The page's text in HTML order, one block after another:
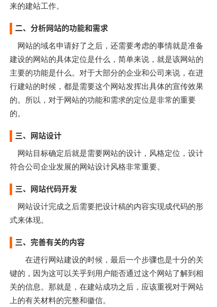
来的建站工作。
二、 分析网站的功能和需求
网站的域名申请好了之后 ，还需要考虑的事情就是准备
建设的网站的具体定位是什么 ， 简单来说 ， 就是该网站的
主要的功能是什么 。 对于大部分的企业和公司 来说 ，在进
行建站的时候 ， 都是需要这个网站发挥出具体的宣传效果
的。
所以 ， 对于网站的功能和需求的定位是非常的重要
的。
三、网站设计
网站目标确定后就是需要网站的设计，风格定位，设计
符合公司企业发展的网站设计风格非常重要。
三、网站代码开发
网站设计完成之后需要把设计稿的内容实现成代码的形
式来体现。
三、 完善有关的内容
在进行网站建设的时候 ， 最后一个步骤也是十分的关
键的， 因为这可以关乎到 用户能否通过这个网站了解到 相
关的信息 。 那就是 ， 在建站成功之后 ， 应该重视对于网站
上的有关材料的完整和徽信。